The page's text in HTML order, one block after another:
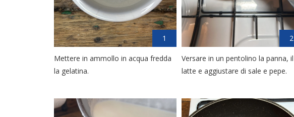
1
Mettere in ammollo in acqua fredda
la gelatina.
2
Versare in un pentolino la panna, il
latte e aggiustare di sale e pepe.